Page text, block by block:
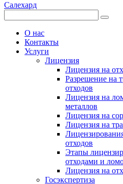
Салехард
О нас
Контакты
Услуги
Лицензия
Лицензия на
Разрешение на
отходов
Лицензия на
металлов
Лицензия на
Лицензия на
отходов
Этапы
отходами и
Лицензия на
Госэкспертиза